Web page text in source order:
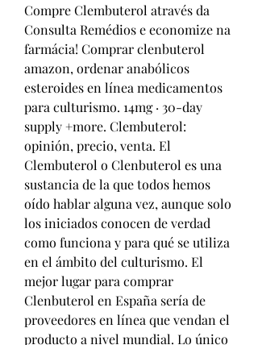
Compre Clembuterol através da
Consulta Remédios e economize na
farmácia! Comprar clenbuterol
amazon, ordenar anabólicos
esteroides en línea medicamentos
para culturismo. 14mg · 30-day
supply +more. Clembuterol:
opinión, precio, venta. El
Clembuterol o Clenbuterol es una
sustancia de la que todos hemos
oído hablar alguna vez, aunque solo
los iniciados conocen de verdad
como funciona y para qué se utiliza
en el ámbito del culturismo. El
mejor lugar para comprar
Clenbuterol en España sería de
proveedores en línea que vendan el
producto a nivel mundial. Lo único